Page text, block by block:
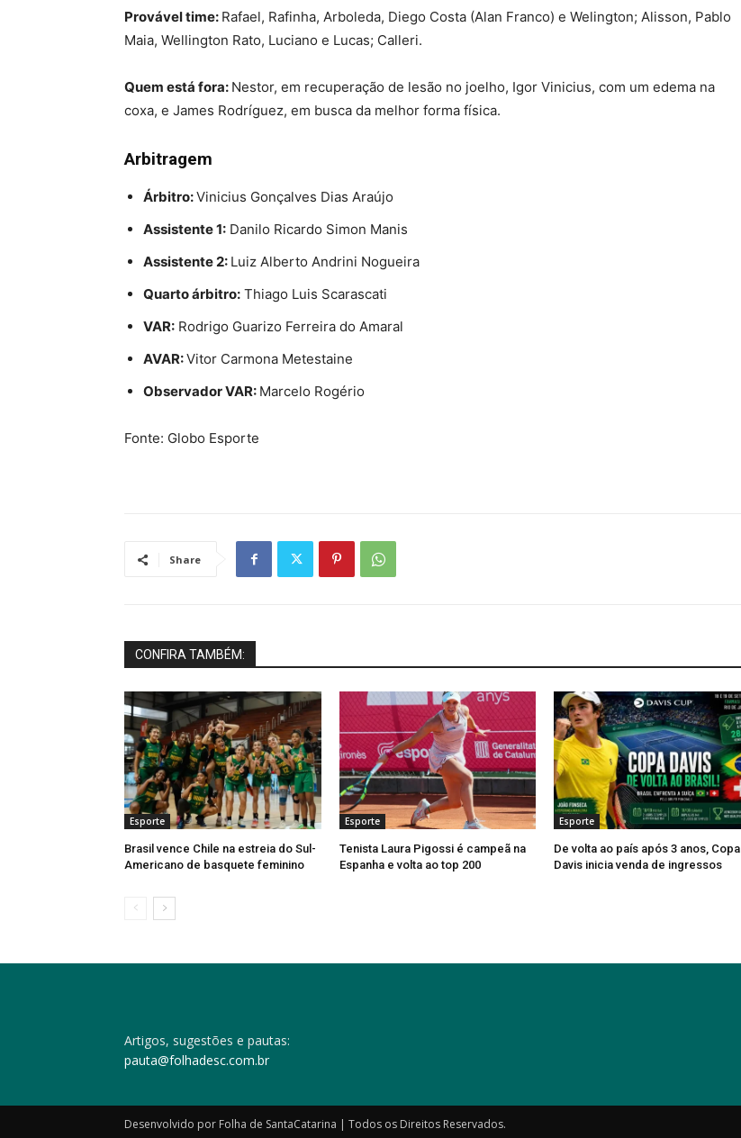
Provável time: Rafael, Rafinha, Arboleda, Diego Costa (Alan Franco) e Welington; Alisson, Pablo
Maia, Wellington Rato, Luciano e Lucas; Calleri.
Quem está fora: Nestor, em recuperação de lesão no joelho, Igor Vinicius, com um edema na
coxa, e James Rodríguez, em busca da melhor forma física.
Arbitragem
Árbitro:Vinicius Gonçalves Dias Araújo
Assistente 1: Danilo Ricardo Simon Manis
Assistente 2: Luiz Alberto Andrini Nogueira
Quarto árbitro: Thiago Luis Scarascati
VAR: Rodrigo Guarizo Ferreira do Amaral
AVAR:Vitor Carmona Metestaine
Observador VAR: Marcelo Rogério
Fonte: Globo Esporte
Share
CONFIRA TAMBÉM:
Esporte
Brasil vence Chile na estreia do Sul-
Americano de basquete feminino
Esporte
Tenista Laura Pigossi é campeã na
Espanha e volta ao top 200
Esporte
De volta ao país após 3 anos, Copa
Davis inicia venda de ingressos
Artigos, sugestões e pautas:
pauta@folhadesc.com.br
Desenvolvido por Folha de SantaCatarina | Todos os Direitos Reservados.